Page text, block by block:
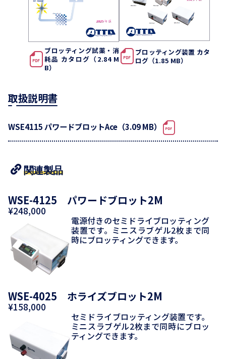
ブロッティング試薬・消
耗品 カタログ（2.84 M
B）
ブロッティング装置 カタ
ログ（1.85 MB）
取扱説明書
WSE4115 パワードブロットAce（3.09 MB）
関連製品
WSE-4125 パワードブロット2M
¥248,000
電源付きのセミドライブロッティング
装置です。ミニスラブゲル2枚まで同
時にブロッティングできます。
WSE-4025 ホライズブロット2M
¥158,000
セミドライブロッティング装置です。
ミニスラブゲル2枚まで同時にブロッ
ティングできます。